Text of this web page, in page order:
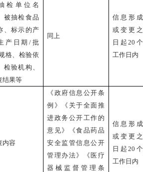
检单位名
被抽检食品
、标示的产
产日期/ 批
格、检验依
检验机构、
结果等
同上
信息形成
或变更之
日起20 个
工作日内
内容
《政府信息公开条
例》《关于全面推
进政务公开工作的
意见》《食品药品
安全监管信息公开
管理办法》《医疗
器械监督管理条
信息形成
或变更之
日起20 个
工作日内